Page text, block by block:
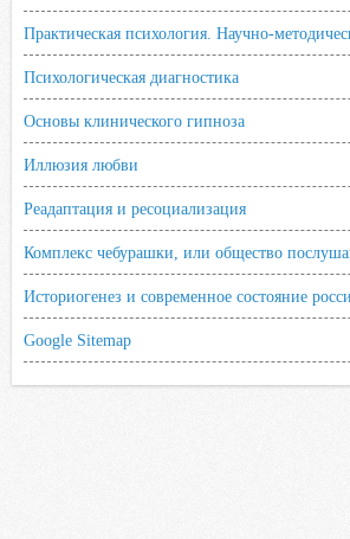
Практическая психология. Научно-
Психологическая диагностика
Основы клинического гипноза
Иллюзия любви
Реадаптация и ресоциализация
Комплекс чебурашки, или общество
Историогенез и современное состояние
Google Sitemap